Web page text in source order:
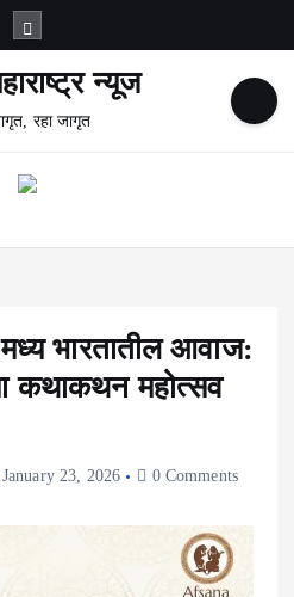
न्यूज
रहा जागृत
भारतातील आवाज:
कथाकथन महोत्सव
January 23, 2026 0 Comments